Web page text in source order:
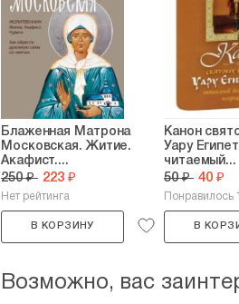
Блаженная Матрона
Московская. Житие.
Акафист....
250 ₽ 223 ₽
Нет рейтинга
В КОРЗИНУ
Канон
Уару
читаемый...
50 ₽ 40 ₽
Понравилось
В
Возможно, вас